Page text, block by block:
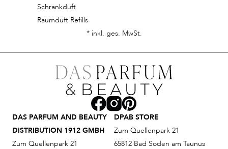
Schrankduft
Raumduft Refills
* inkl. ges. MwSt.
DAS PARFUM AND BEAUTY
DISTRIBUTION 1912 GMBH
Zum Quellenpark 21
DPAB STORE
Zum Quellenpark 21
65812 Bad Soden am Taunus